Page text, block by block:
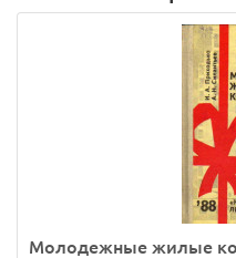
Молодежные жилые